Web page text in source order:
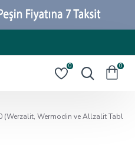
0 0
(Werzalit, Wermodin ve Allzalit Tabl